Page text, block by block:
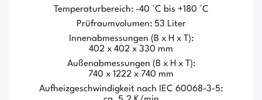
Temperaturbereich: -40 °C bis +180 °C
Prüfraumvolumen: 53 Liter
Innenabmessungen (B x H x T):
402 x 402 x 330 mm
Außenabmessungen (B x H x T):
740 x 1222 x 740 mm
Aufheizgeschwindigkeit nach IEC 60068-3-5: